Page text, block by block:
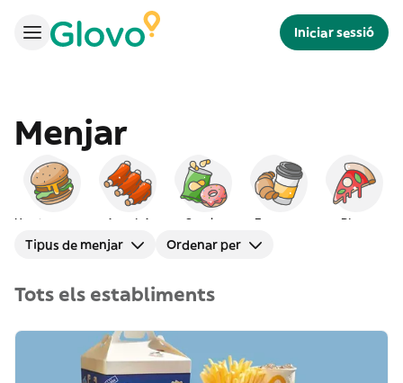
Iniciar sessió
Menjar
Americà Snacks Esmorzar Pizza
Tipus de menjar Ordenar per
Tots els establiments